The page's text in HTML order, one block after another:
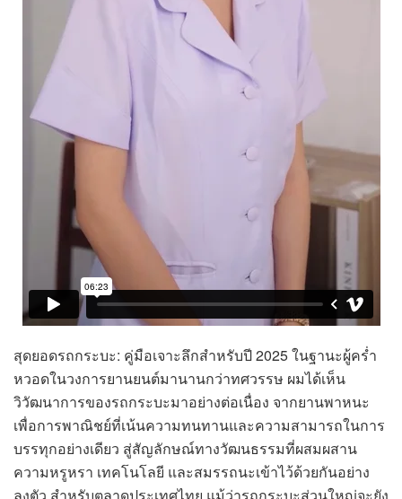
สุดยอดรถกระบะ: คู่มือเจาะลึกสำหรับปี 2025 ในฐานะผู้คร่ำ
หวอดในวงการยานยนต์มานานกว่าทศวรรษ ผมได้เห็น
วิวัฒนาการของรถกระบะมาอย่างต่อเนื่อง จากยานพาหนะ
เพื่อการพาณิชย์ที่เน้นความทนทานและความสามารถในการ
บรรทุกอย่างเดียว สู่สัญลักษณ์ทางวัฒนธรรมที่ผสมผสาน
ความหรูหรา เทคโนโลยี และสมรรถนะเข้าไว้ด้วยกันอย่าง